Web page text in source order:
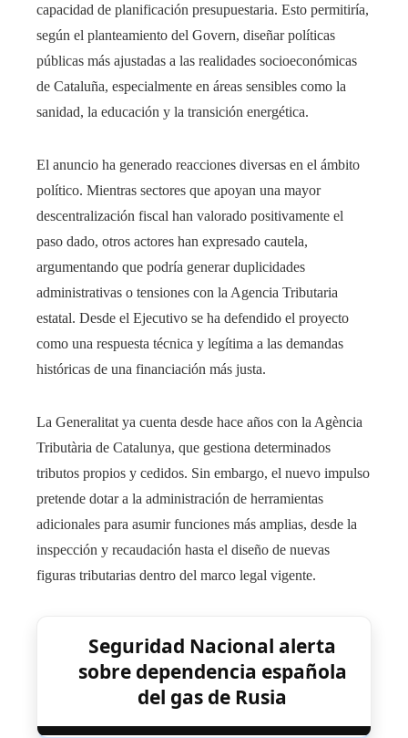
capacidad de planificación presupuestaria. Esto permitiría,
según el planteamiento del Govern, diseñar políticas
públicas más ajustadas a las realidades socioeconómicas
de Cataluña, especialmente en áreas sensibles como la
sanidad, la educación y la transición energética.
El anuncio ha generado reacciones diversas en el ámbito
político. Mientras sectores que apoyan una mayor
descentralización fiscal han valorado positivamente el
paso dado, otros actores han expresado cautela,
argumentando que podría generar duplicidades
administrativas o tensiones con la Agencia Tributaria
estatal. Desde el Ejecutivo se ha defendido el proyecto
como una respuesta técnica y legítima a las demandas
históricas de una financiación más justa.
La Generalitat ya cuenta desde hace años con la Agència
Tributària de Catalunya, que gestiona determinados
tributos propios y cedidos. Sin embargo, el nuevo impulso
pretende dotar a la administración de herramientas
adicionales para asumir funciones más amplias, desde la
inspección y recaudación hasta el diseño de nuevas
figuras tributarias dentro del marco legal vigente.
Seguridad Nacional alerta
sobre dependencia española
del gas de Rusia